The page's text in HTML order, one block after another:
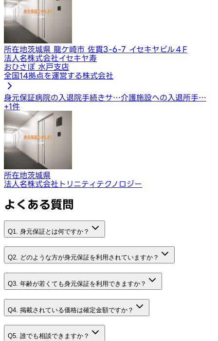
所在地茨城県 龍ケ崎市 佐貫3-6-7 イセキヤビル４F
法人名株式会社イセキヤ寿
おひさぽ 水戸支店
全国14拠点を運営する株式会社
身元保証病院の入退院手続きサ…介護施設への入退所手…
+1件
所在地茨城県
法人名株式会社トリニティテクノロジー
よくある質問
Q1. 身元保証とは何ですか？
Q2. どのような方が身元保証を利用されていますか？
Q3. 年齢が若くても身元保証を利用できますか？
Q4. 掲載されている価格は確定金額ですか？
Q5. 誰でも相談できますか？